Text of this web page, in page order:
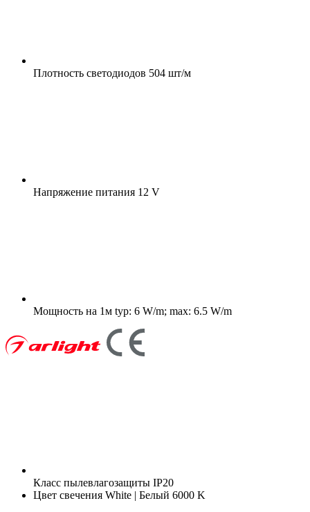
Плотность светодиодов 504 шт/м
Напряжение питания 12 V
Мощность на 1м typ: 6 W/m; max: 6.5 W/m
Класс пылевлагозащиты IP20
Цвет свечения White | Белый 6000 K